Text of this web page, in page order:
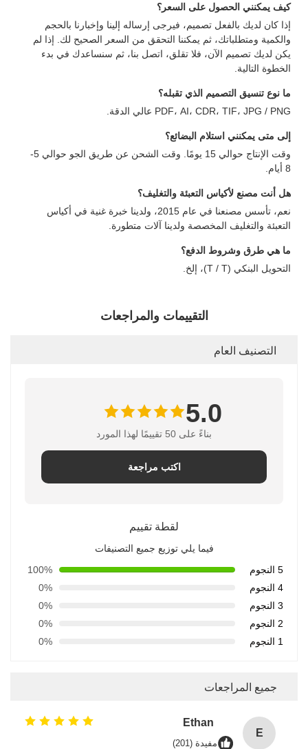
كيف يمكنني الحصول على السعر؟
إذا كان لديك بالفعل تصميم، فيرجى إرساله إلينا وإخبارنا بالحجم
والكمية ومتطلباتك، ثم يمكننا التحقق من السعر الصحيح لك. إذا لم
يكن لديك تصميم الآن، فلا تقلق، اتصل بنا، ثم سنساعدك في بدء
الخطوة التالية.
ما نوع تنسيق التصميم الذي تقبله؟
PDF، AI، CDR، TIF، JPG / PNG عالي الدقة.
إلى متى يمكنني استلام البضائع؟
وقت الإنتاج حوالي 15 يومًا. وقت الشحن عن طريق الجو حوالي 5-
8 أيام.
هل أنت مصنع لأكياس التعبئة والتغليف؟
نعم، تأسس مصنعنا في عام 2015، ولدينا خبرة غنية في أكياس
التعبئة والتغليف المخصصة ولدينا آلات متطورة.
ما هي طرق وشروط الدفع؟
التحويل البنكي (T / T)، إلخ.
التقييمات والمراجعات
التصنيف العام
5.0
بناءً على 50 تقييمًا لهذا المورد
اكتب مراجعة
لقطة تقييم
فيما يلي توزيع جميع التصنيفات
5 النجوم
100%
4 النجوم
0%
3 النجوم
0%
2 النجوم
0%
1 النجوم
0%
جميع المراجعات
E
Ethan
مفيدة (201)